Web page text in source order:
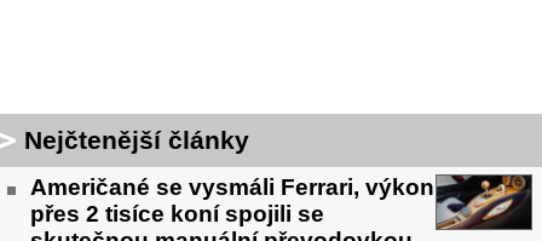
Nejčtenější články
Američané se vysmáli Ferrari, výkon
přes 2 tisíce koní spojili se